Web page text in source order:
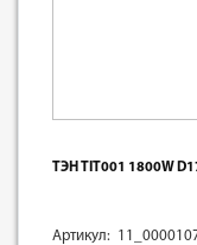
ТЭН TIT001 1800W
Артикул: